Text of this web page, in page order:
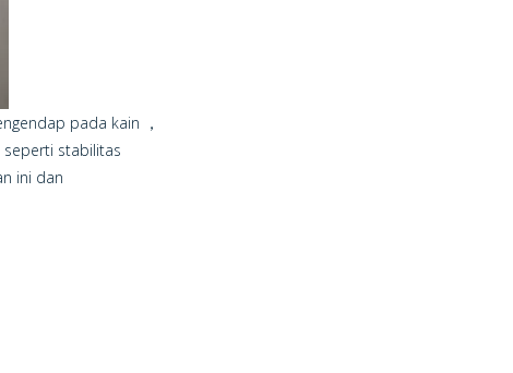
pada kain ，
seperti stabilitas
ini dan